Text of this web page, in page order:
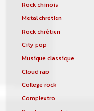
Rock chinois
Metal chrétien
Rock chrétien
City pop
Musique classique
Cloud rap
College rock
Complextro